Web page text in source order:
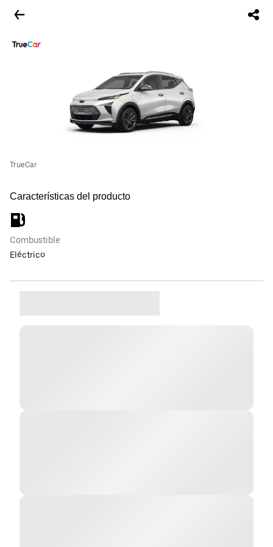
TrueCar
Características del producto
Combustible
Eléctrico